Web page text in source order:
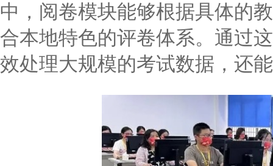
中，阅卷模块能够根据具体的
合本地特色的评卷体系。通过
效处理大规模的考试数据，还